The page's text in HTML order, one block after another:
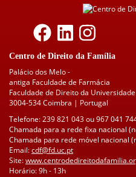
Centro de Direito da Família
Palácio dos Melo -
antiga Faculdade de Farmácia
Faculdade de Direito da
3004-534 Coimbra | Portugal
Telefone: 239 821 043 ou 967 041
Chamada para a rede fixa nacional
Chamada para rede móvel nacional
Email:cdf@fd.uc.pt
Site:
Horário: 9h - 13h